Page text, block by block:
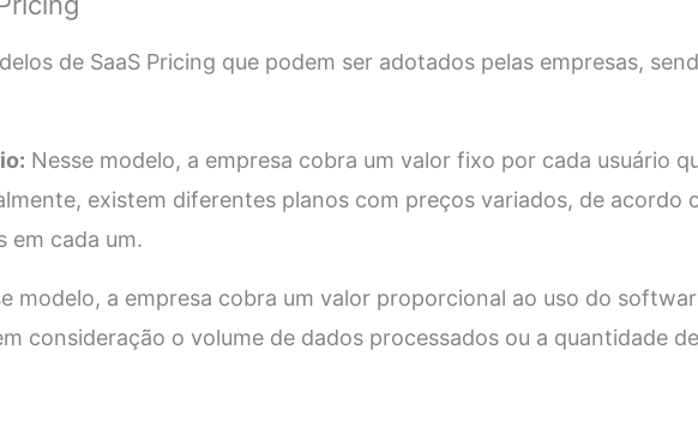
de SaaS Pricing que podem ser adotados pelas empresas,
Nesse modelo, a empresa cobra um valor fixo por cada usuário
existem diferentes planos com preços variados, de acordo
em cada um.
modelo, a empresa cobra um valor proporcional ao uso do
consideração o volume de dados processados ou a quantidade de